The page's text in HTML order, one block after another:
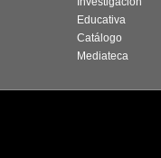
Educativa
Catálogo
Mediateca